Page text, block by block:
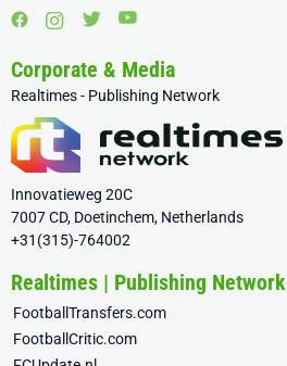
Corporate & Media
Realtimes - Publishing Network
Innovatieweg 20C
7007 CD, Doetinchem, Netherlands
+31(315)-764002
Realtimes | Publishing Network
FootballTransfers.com
FootballCritic.com